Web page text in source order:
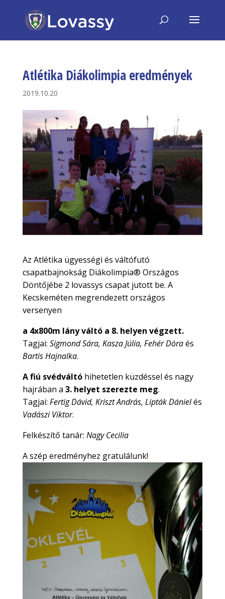
Atlétika Diákolimpia eredmények
2019.10.20
Az Atlétika ügyességi és váltófutó
csapatbajnokság Diákolimpia® Országos
Döntőjébe 2 lovassys csapat jutott be. A
Kecskeméten megrendezett országos
versenyen
a 4x800m lány váltó a 8. helyen végzett.
Tagjai: Sigmond Sára, Kasza Júlia, Fehér Dóraés
Bartis Hajnalka.
A fiú svédváltó hihetetlen küzdéssel és nagy
hajrában a 3. helyet szerezte meg.
Tagjai: Fertig Dávid, Kriszt András, Lipták Dánielés
Vadászi Viktor.
Felkészítő tanár: Nagy Cecilia
A szép eredményhez gratulálunk!